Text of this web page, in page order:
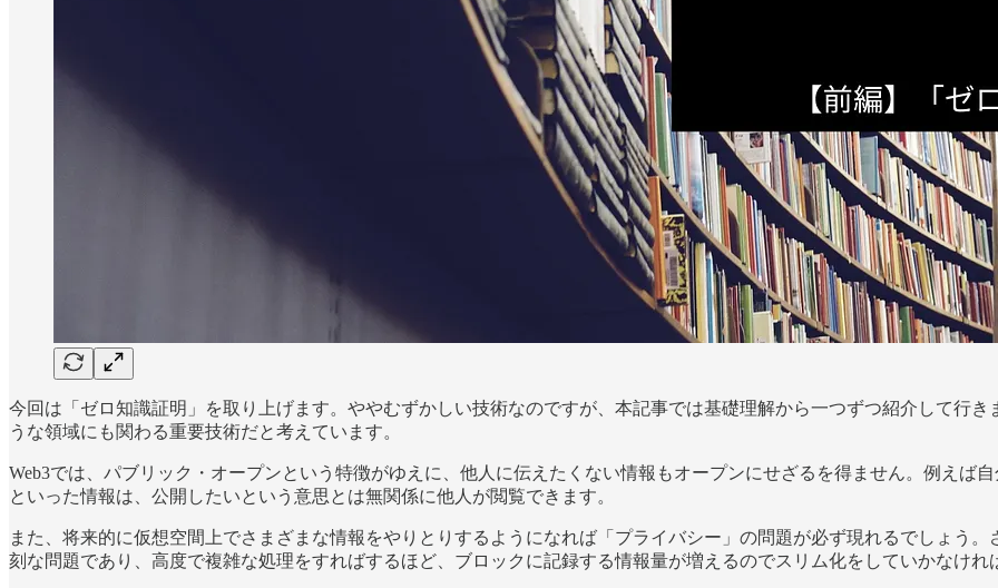
今回は「ゼロ知識証明」を取り上げます。ややむずかしい技術なのですが、本記事では基礎理解から一つずつ紹介して行
うな領域にも関わる重要技術だと考えています。
Web3では、パブリック・オープンという特徴がゆえに、他人に伝えたくない情報もオープンにせざるを得ません。例えば
といった情報は、公開したいという意思とは無関係に他人が閲覧できます。
また、将来的に仮想空間上でさまざまな情報をやりとりするようになれば「プライバシー」の問題が必ず現れるでしょう
刻な問題であり、高度で複雑な処理をすればするほど、ブロックに記録する情報量が増えるのでスリム化をしていかなけれ